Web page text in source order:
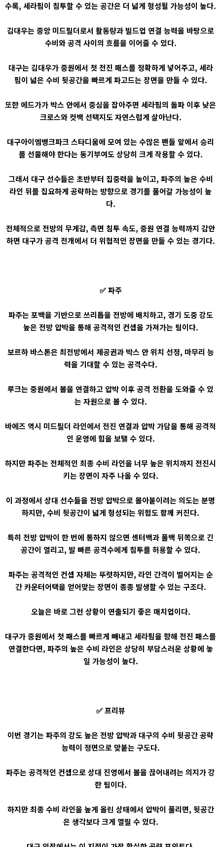
수록, 세라핌이 침투할 수 있는 공간은 더 넓게 형성될 가능성이 높다.
김대우는 중앙 미드필더로서 활동량과 빌드업 연결 능력을 바탕으로
수비와 공격 사이의 흐름을 이어줄 수 있다.
대구는 김대우가 중원에서 첫 전진 패스를 정확하게 넣어주고, 세라
핌이 넓은 수비 뒷공간을 빠르게 파고드는 장면을 만들 수 있다.
또한 에드가가 박스 안에서 중심을 잡아주면 세라핌의 돌파 이후 낮은
크로스와 컷백 선택지도 자연스럽게 살아난다.
대구아이엠뱅크파크 스타디움에 모여 있는 수많은 팬들 앞에서 승리
를 선물해야 한다는 동기부여도 상당히 크게 작용할 수 있다.
그래서 대구 선수들은 초반부터 집중력을 높이고, 파주의 높은 수비
라인 뒤를 집요하게 공략하는 방향으로 경기를 풀어갈 가능성이 높
다.
전체적으로 전방의 무게감, 측면 침투 속도, 중원 연결 능력까지 감안
하면 대구가 공격 전개에서 더 위협적인 장면을 만들 수 있는 경기다.
✅ 파주
파주는 포백을 기반으로 쓰리톱을 전방에 배치하고, 경기 도중 강도
높은 전방 압박을 통해 공격적인 컨셉을 가져가는 팀이다.
보르하 바스톤은 최전방에서 제공권과 박스 안 위치 선정, 마무리 능
력을 기대할 수 있는 공격수다.
루크는 중원에서 볼을 연결하고 압박 이후 공격 전환을 도와줄 수 있
는 자원으로 볼 수 있다.
바에즈 역시 미드필더 라인에서 전진 연결과 압박 가담을 통해 공격적
인 운영에 힘을 보탤 수 있다.
하지만 파주는 전체적인 최종 수비 라인을 너무 높은 위치까지 전진시
키는 장면이 자주 나올 수 있다.
이 과정에서 상대 선수들을 전방 압박으로 몰아붙이려는 의도는 분명
하지만, 수비 뒷공간이 넓게 형성되는 위험도 함께 커진다.
특히 전방 압박이 한 번에 통하지 않으면 센터백과 풀백 뒤쪽으로 긴
공간이 열리고, 발 빠른 공격수에게 침투를 허용할 수 있다.
파주는 공격적인 컨셉 자체는 뚜렷하지만, 라인 간격이 벌어지는 순
간 카운터어택을 얻어맞는 장면이 종종 발생할 수 있는 구조다.
오늘은 바로 그런 상황이 연출되기 좋은 매치업이다.
대구가 중원에서 첫 패스를 빠르게 빼내고 세라핌을 향해 전진 패스를
연결한다면, 파주의 높은 수비 라인은 상당히 부담스러운 상황에 놓
일 가능성이 높다.
✅ 프리뷰
이번 경기는 파주의 강도 높은 전방 압박과 대구의 수비 뒷공간 공략
능력이 정면으로 맞붙는 구도다.
파주는 공격적인 컨셉으로 상대 진영에서 볼을 끊어내려는 의지가 강
한 팀이다.
하지만 최종 수비 라인을 높게 올린 상태에서 압박이 풀리면, 뒷공간
은 생각보다 크게 열릴 수 있다.